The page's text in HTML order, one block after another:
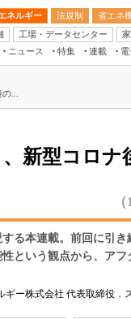
ネルギー 法規制 省エネ
工場・データセンター
ニュース 特集 連載
...
新型コロナ
る本連載。前回に引き
という観点から、アフ
ギー株式会社 代表取締役 ，